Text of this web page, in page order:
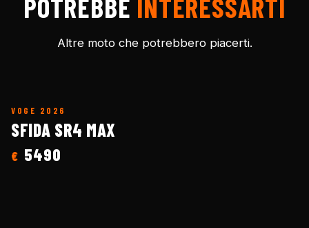
POTREBBE INTERESSARTI
Altre moto che potrebbero piacerti.
VOGE 2026
SFIDA SR4 MAX
€ 5490